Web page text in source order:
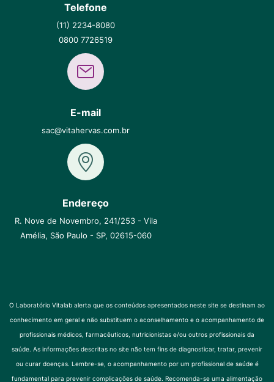
Telefone
(11) 2234-8080
0800 7726519
E-mail
sac@vitahervas.com.br
Endereço
R. Nove de Novembro, 241/253 - Vila
Amélia, São Paulo - SP, 02615-060
O Laboratório Vitalab alerta que os conteúdos apresentados neste site se destinam ao
conhecimento em geral e não substituem o aconselhamento e o acompanhamento de
profissionais médicos, farmacêuticos, nutricionistas e/ou outros profissionais da
saúde. As informações descritas no site não tem fins de diagnosticar, tratar, prevenir
ou curar doenças. Lembre-se, o acompanhamento por um profissional de saúde é
fundamental para prevenir complicações de saúde. Recomenda-se uma alimentação